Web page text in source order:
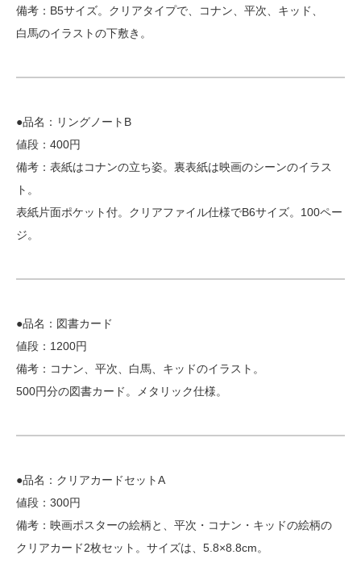
備考：B5サイズ。クリアタイプで、コナン、平次、キッド、
白馬のイラストの下敷き。
●品名：リングノートB
値段：400円
備考：表紙はコナンの立ち姿。裏表紙は映画のシーンのイラス
ト。
表紙片面ポケット付。クリアファイル仕様でB6サイズ。100ペー
ジ。
●品名：図書カード
値段：1200円
備考：コナン、平次、白馬、キッドのイラスト。
500円分の図書カード。メタリック仕様。
●品名：クリアカードセットA
値段：300円
備考：映画ポスターの絵柄と、平次・コナン・キッドの絵柄の
クリアカード2枚セット。サイズは、5.8×8.8cm。